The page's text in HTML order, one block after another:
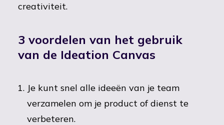
creativiteit.
3 voordelen van het gebruik
van de Ideation Canvas
Je kunt snel alle ideeën van je team
verzamelen om je product of dienst te
verbeteren.